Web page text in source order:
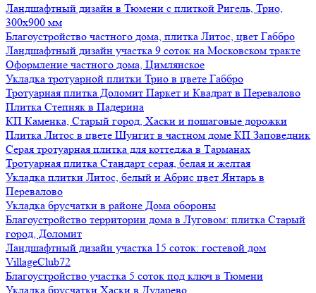
Ландшафтный дизайн в Тюмени с плиткой Ригель, Трио,
300х900 мм
Благоустройство частного дома, плитка Литос, цвет Габбро
Ландшафтный дизайн участка 9 соток на Московском тракте
Оформление частного дома, Цимлянское
Укладка тротуарной плитки Трио в цвете Габбро
Тротуарная плитка Доломит Паркет и Квадрат в Перевалово
Плитка Степняк в Падерина
КП Каменка, Старый город, Хаски и пошаговые дорожки
Плитка Литос в цвете Шунгит в частном доме КП Заповедник
Серая тротуарная плитка для коттеджа в Тарманах
Тротуарная плитка Стандарт серая, белая и желтая
Укладка плитки Литос, белый и Абрис цвет Янтарь в
Перевалово
Укладка брусчатки в районе Дома обороны
Благоустройство территории дома в Луговом: плитка Старый
город, Доломит
Ландшафтный дизайн участка 15 соток: гостевой дом
VillageClub72
Благоустройство участка 5 соток под ключ в Тюмени
Укладка брусчатки Хаски в Дударево